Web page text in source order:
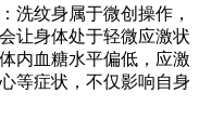
洗纹身属于微创操作，
让身体处于轻微应激状
内血糖水平偏低，应激
等症状，不仅影响自身